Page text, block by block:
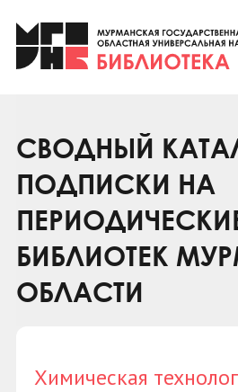
Клуб «Гиря и
Клуб «Семейный
Коллегам
Контакты
СВОДНЫЙ
ПОДПИСКИ НА
БИБЛИОТЕК
ОБЛАСТИ
Химическая